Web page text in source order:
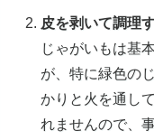
皮を剥いて調理
じゃがいもは基
が、特に緑色の
かりと火を通し
れませんので、